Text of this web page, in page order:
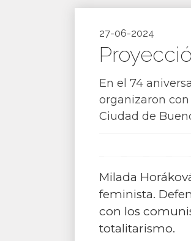
27-06-2024
En el 74
organizaron
Ciudad de
Milada
feminista.
con los
totalitarismo.